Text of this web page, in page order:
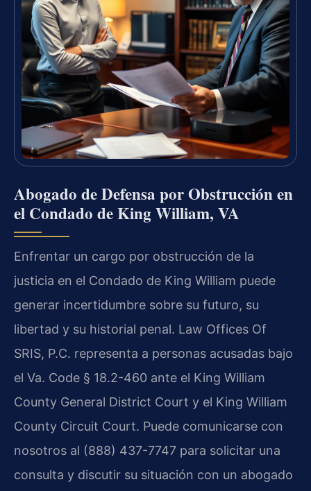
Abogado de Defensa por Obstrucción en
el Condado de King William, VA
Enfrentar un cargo por obstrucción de la
justicia en el Condado de King William puede
generar incertidumbre sobre su futuro, su
libertad y su historial penal. Law Offices Of
SRIS, P.C. representa a personas acusadas bajo
el Va. Code § 18.2-460 ante el King William
County General District Court y el King William
County Circuit Court. Puede comunicarse con
nosotros al (888) 437-7747 para solicitar una
consulta y discutir su situación con un abogado